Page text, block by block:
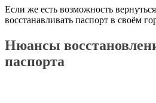
Если же есть возможность
восстанавливать паспорт в своём
Нюансы
паспорта